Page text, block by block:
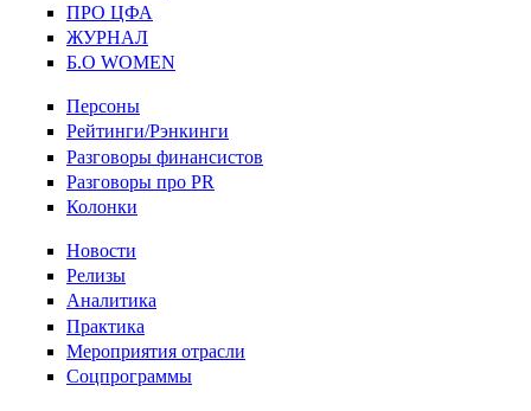
ПРО ЦФА
ЖУРНАЛ
Б.О WOMEN
Персоны
Рейтинги/Рэнкинги
Разговоры финансистов
Разговоры про PR
Колонки
Новости
Релизы
Аналитика
Практика
Мероприятия отрасли
Соцпрограммы